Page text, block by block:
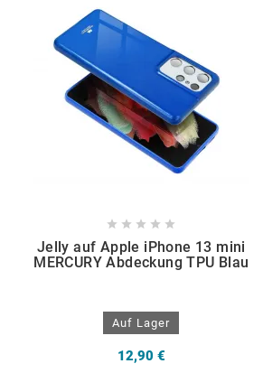
 
    
Jelly auf Apple iPhone 13 mini
MERCURY Abdeckung TPU Blau
Auf Lager
12,90 €